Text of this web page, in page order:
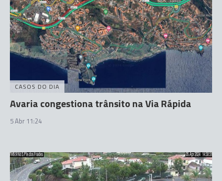
CASOS DO DIA
Avaria congestiona trânsito na Via Rápida
5 Abr 11:24